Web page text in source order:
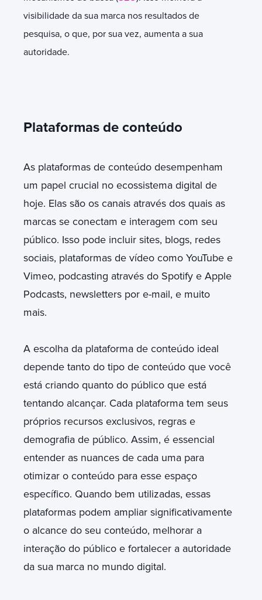
visibilidade da sua marca nos resultados de
pesquisa, o que, por sua vez, aumenta a sua
autoridade.
Plataformas de conteúdo
As plataformas de conteúdo desempenham
um papel crucial no ecossistema digital de
hoje. Elas são os canais através dos quais as
marcas se conectam e interagem com seu
público. Isso pode incluir sites, blogs, redes
sociais, plataformas de vídeo como YouTube e
Vimeo, podcasting através do Spotify e Apple
Podcasts, newsletters por e-mail, e muito
mais.
A escolha da plataforma de conteúdo ideal
depende tanto do tipo de conteúdo que você
está criando quanto do público que está
tentando alcançar. Cada plataforma tem seus
próprios recursos exclusivos, regras e
demografia de público. Assim, é essencial
entender as nuances de cada uma para
otimizar o conteúdo para esse espaço
específico. Quando bem utilizadas, essas
plataformas podem ampliar significativamente
o alcance do seu conteúdo, melhorar a
interação do público e fortalecer a autoridade
da sua marca no mundo digital.